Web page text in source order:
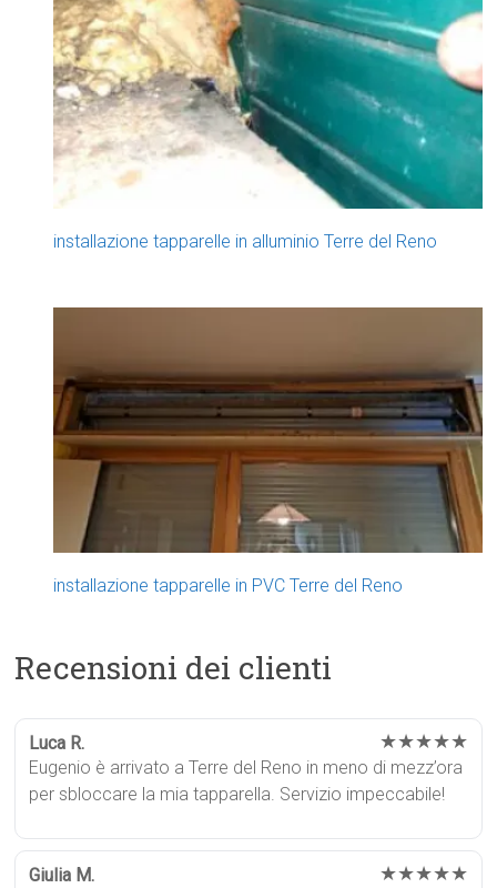
installazione tapparelle in alluminio Terre del Reno
installazione tapparelle in PVC Terre del Reno
Recensioni dei clienti
Luca R. ★★★★★
Eugenio è arrivato a Terre del Reno in meno di mezz’ora
per sbloccare la mia tapparella. Servizio impeccabile!
Giulia M. ★★★★★